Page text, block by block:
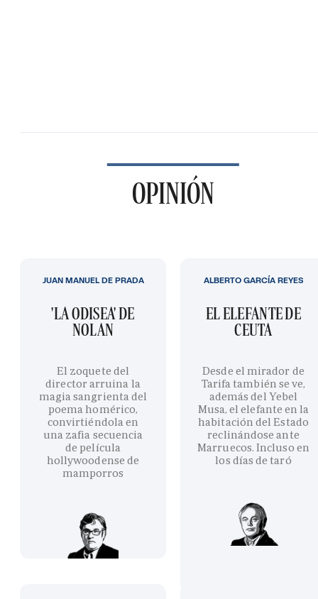
OPINIÓN
'LA ODISEA' DE
NOLAN
El zoquete del
director arruina la
magia sangrienta del
poema homérico,
convirtiéndola en
una zafia secuencia
de película
hollywoodense de
mamporros
JUAN MANUEL DE PRADA
EL ELEFANTE DE
CEUTA
Desde el mirador de
Tarifa también se ve,
además del Yebel
Musa, el elefante en la
habitación del Estado
reclinándose ante
Marruecos. Incluso en
los días de taró
ALBERTO GARCÍA REYES